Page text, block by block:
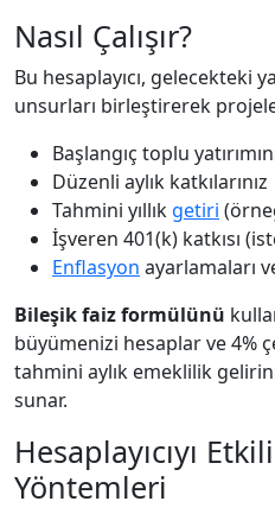
Nasıl Çalışır?
Bu hesaplayıcı, gelecekteki
unsurları birleştirerek
Başlangıç toplu
Düzenli aylık katkılarınız
Tahmini yıllık getiri
İşveren 401(k) katkısı
Enflasyon ayarlamaları
Bileşik faiz formülünü
büyümenizi hesaplar ve 4%
tahmini aylık emeklilik
sunar.
Hesaplayıcıyı
Yöntemleri